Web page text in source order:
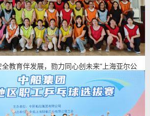
全教育伴发展，勠力同心创未来”上海亚尔公
安全主题团建活动
心创未来”上海亚尔公司安全主题团建活动。此次团
新举措相辅相成，是上海亚尔党政工团联动推进企业